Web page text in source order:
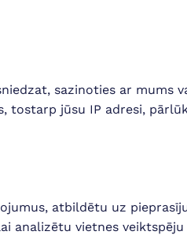
sazinoties ar mums
tostarp jūsu IP adresi,
atbildētu uz
analizētu vietnes